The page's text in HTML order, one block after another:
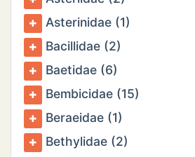
Asterinidae (1)
Bacillidae (2)
Baetidae (6)
Bembicidae (15)
Beraeidae (1)
Bethylidae (2)